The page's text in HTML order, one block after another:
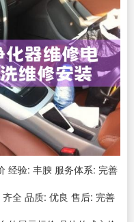
经验: 丰腴 服务体系: 完善
全 品质: 优良 售后: 完善